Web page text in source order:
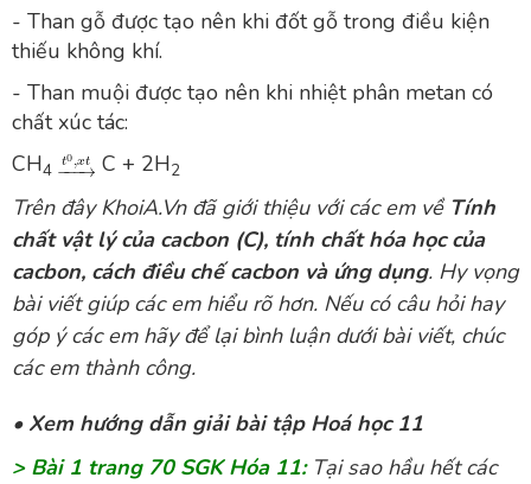
- Than gỗ được tạo nên khi đốt gỗ trong điều kiện
thiếu không khí.
- Than muội được tạo nên khi nhiệt phân metan có
chất xúc tác:
CH4 C + 2H2
Trên đâyKhoiA.Vnđã giới thiệu với các em về Tính
chất vật lý của cacbon (C), tính chất hóa học của
cacbon, cách điều chế cacbon và ứng dụng. Hy vọng
bài viết giúp các em hiểu rõ hơn. Nếu có câu hỏi hay
góp ý các em hãy để lại bình luận dưới bài viết, chúc
các em thành công.
• Xem hướng dẫn giải bài tập Hoá học 11
> Bài 1 trang 70 SGK Hóa 11: Tại sao hầu hết các